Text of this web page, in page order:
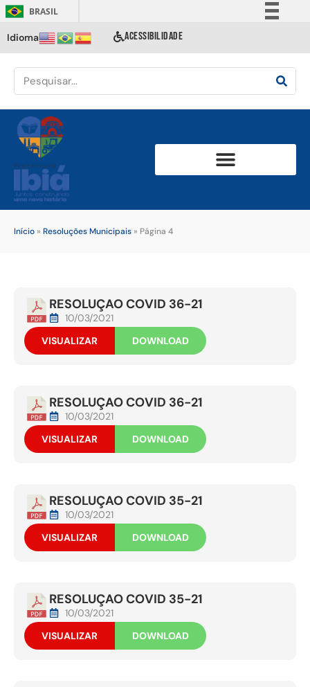
BRASIL
Comunica BR
Acesso à informação
Idioma ACESSIBILIDADE
Início » Resoluções Municipais » Página 4
RESOLUÇAO COVID 36-21
10/03/2021
VISUALIZAR
DOWNLOAD
RESOLUÇAO COVID 36-21
10/03/2021
VISUALIZAR
DOWNLOAD
RESOLUÇAO COVID 35-21
10/03/2021
VISUALIZAR
DOWNLOAD
RESOLUÇAO COVID 35-21
10/03/2021
VISUALIZAR
DOWNLOAD